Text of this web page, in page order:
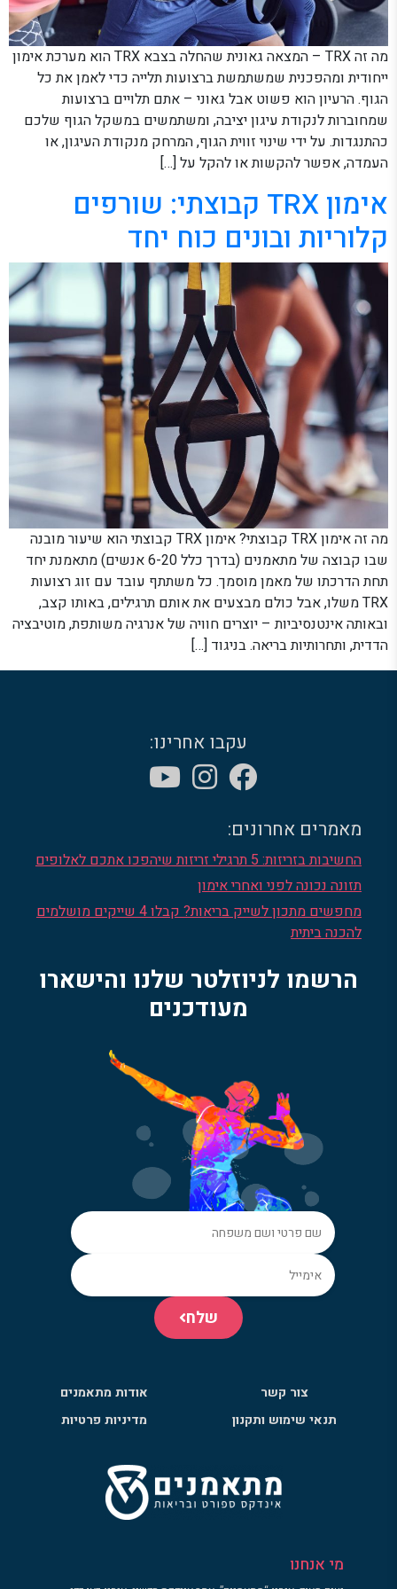
מה זה TRX – המצאה גאונית שהחלה בצבא TRX הוא מערכת אימון
ייחודית ומהפכנית שמשתמשת ברצועות תלייה כדי לאמן את כל
הגוף. הרעיון הוא פשוט אבל גאוני – אתם תלויים ברצועות
שמחוברות לנקודת עיגון יציבה, ומשתמשים במשקל הגוף שלכם
כהתנגדות. על ידי שינוי זווית הגוף, המרחק מנקודת העיגון, או
העמדה, אפשר להקשות או להקל על […]
אימון TRX קבוצתי: שורפים
קלוריות ובונים כוח יחד
מה זה אימון TRX קבוצתי? אימון TRX קבוצתי הוא שיעור מובנה
שבו קבוצה של מתאמנים (בדרך כלל 6-20 אנשים) מתאמנת יחד
תחת הדרכתו של מאמן מוסמך. כל משתתף עובד עם זוג רצועות
TRX משלו, אבל כולם מבצעים את אותם תרגילים, באותו קצב,
ובאותה אינטנסיביות – יוצרים חוויה של אנרגיה משותפת, מוטיבציה
הדדית, ותחרותיות בריאה. בניגוד […]
עקבו אחרינו:
מאמרים אחרונים:
החשיבות בזריזות: 5 תרגילי זריזות שיהפכו אתכם לאלופים
תזונה נכונה לפני ואחרי אימון
מחפשים מתכון לשייק בריאות? קבלו 4 שייקים מושלמים
להכנה ביתית
הרשמו לניוזלטר שלנו והישארו
מעודכנים
שלח
צור קשר
אודות מתאמנים
תנאי שימוש ותקנון
מדיניות פרטיות
מי אנחנו